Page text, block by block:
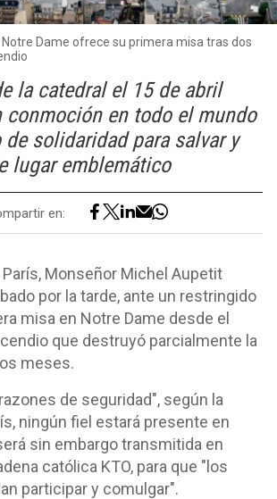
Notre Dame ofrece su primera misa tras dos
la catedral el 15 de abril
conmoción en todo el mundo
solidaridad para salvar y
lugar emblemático
en:
Monseñor Michel Aupetit
por la tarde, ante un restringido
misa en Notre Dame desde el
que destruyó parcialmente la
meses.
de seguridad", según la
ningún fiel estará presente en
sin embargo transmitida en
católica KTO, para que "los
participar y comulgar".